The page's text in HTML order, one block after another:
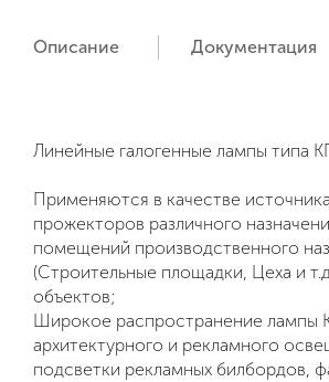
Описание Документация
Линейные галогенные лампы типа
Применяются в качестве
прожекторов различного
помещений производственного
(Строительные площадки, Цеха и
объектов;
Широкое распространение лампы
архитектурного и рекламного
подсветки рекламных билбордов,